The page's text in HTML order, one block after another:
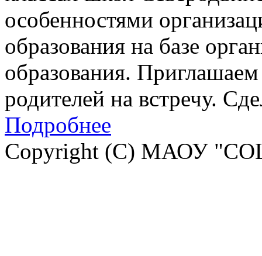
особенностями
образования на базе
образования.
родителей на встречу.
Подробнее
Copyright (C) МАОУ